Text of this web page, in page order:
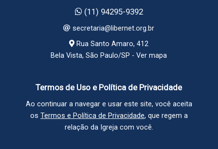
(11) 94295-9392
secretaria@libernet.org.br
Rua Santo Amaro, 412
Bela Vista, São Paulo/SP -Ver mapa
Termos de Uso e Política de Privacidade
Ao continuar a navegar e usar este site, você aceita
os Termos e Política de Privacidade, que regem a
relação da Igreja com você.